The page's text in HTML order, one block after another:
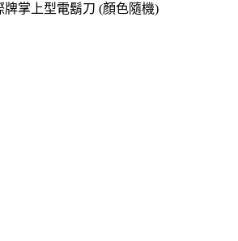
牌掌上型電鬍刀 (顏色隨機)